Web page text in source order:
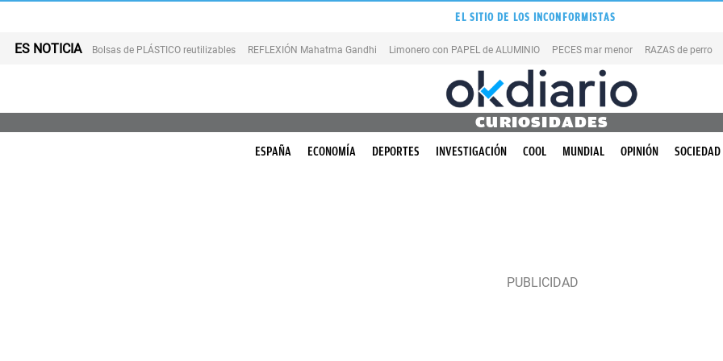
EL SITIO DE LOS INCONFORMISTAS
ES NOTICIA Bolsas de PLÁSTICO reutilizables REFLEXIÓN Mahatma Gandhi Limonero con PAPEL de ALUMINIO PECES mar menor RAZAS de perro
CURIOSIDADES
ESPAÑA ECONOMÍA DEPORTES INVESTIGACIÓN COOL MUNDIAL OPINIÓN SOCIEDAD